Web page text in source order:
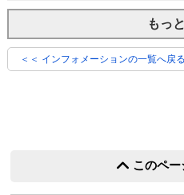
もっ
＜＜ インフォメーションの一覧へ戻る
このペ